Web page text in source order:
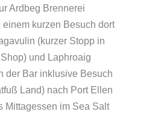
Ardbeg Brennerei
einem kurzen Besuch dort
(kurzer Stopp in
und Laphroaig
der Bar inklusive Besuch
Land) nach Port Ellen
Mittagessen im Sea Salt